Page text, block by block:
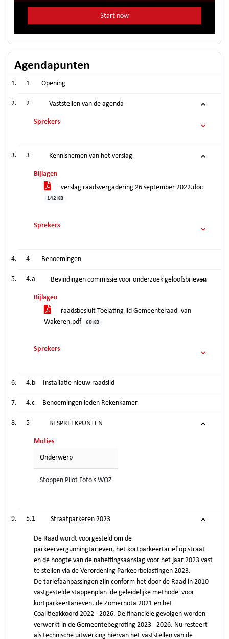
Agendapunten
1 Opening
2 Vaststellen van de agenda
Sprekers
3 Kennisnemen van het verslag
Bijlagen
verslag raadsvergadering 26 september 2022.doc
142 KB
Sprekers
4 Benoemingen
4.a Bevindingen commissie voor onderzoek geloofsbrieven
Bijlagen
raadsbesluit Toelating lid Gemeenteraad_van
Wakeren.pdf
60 KB
Sprekers
4.b Installatie nieuw raadslid
4.c Benoemingen leden Rekenkamer
5 BESPREEKPUNTEN
Moties
Onderwerp
Stoppen Pilot Foto's WOZ
5.1 Straatparkeren 2023
De Raad wordt voorgesteld om de
parkeervergunningtarieven, het kortparkeertarief op straat
en de hoogte van de naheffingsaanslag voor het jaar 2023 vast
te stellen via de Verordening Parkeerbelastingen 2023.
De tariefaanpassingen zijn conform het door de Raad in 2010
vastgestelde stappenplan 'de geleidelijke methode' voor
kortparkeertarieven, de Zomernota 2021 en het
Coalitieakkoord 2022 - 2026. De financiële gevolgen worden
verwerkt in de Gemeentebegroting 2023 - 2026. Nu resteert
als technische uitwerking hiervan het vaststellen van de